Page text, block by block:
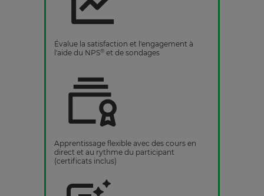
Évalue la satisfaction et l'engagement à
l'aide du NPS® et de sondages
Apprentissage flexible avec des cours en
direct et au rythme du participant
(certificats inclus)